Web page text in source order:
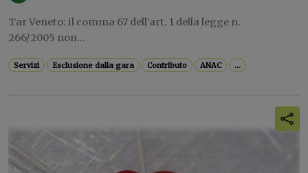
Tar Veneto: il comma 67 dell’art. 1 della legge n.
266/2005 non...
Servizi Esclusione dalla gara Contributo ANAC ...